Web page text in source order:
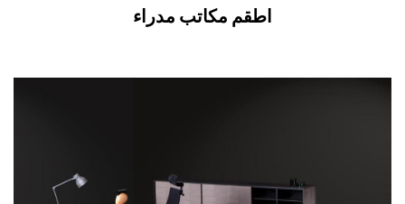
اطقم مكاتب مدراء